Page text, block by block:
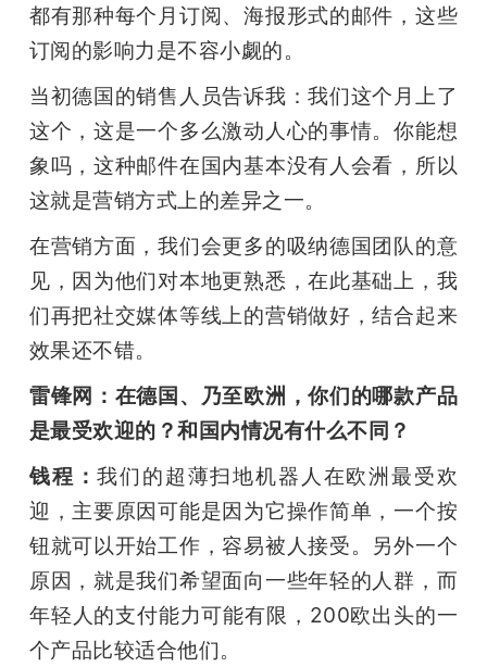
都有那种每个月订阅、海报形式的邮件，这些
订阅的影响力是不容小觑的。
当初德国的销售人员告诉我：我们这个月上了
这个，这是一个多么激动人心的事情。你能想
象吗，这种邮件在国内基本没有人会看，所以
这就是营销方式上的差异之一。
在营销方面，我们会更多的吸纳德国团队的意
见，因为他们对本地更熟悉，在此基础上，我
们再把社交媒体等线上的营销做好，结合起来
效果还不错。
雷锋网：在德国、乃至欧洲，你们的哪款产品
是最受欢迎的？和国内情况有什么不同？
钱程：我们的超薄扫地机器人在欧洲最受欢
迎，主要原因可能是因为它操作简单，一个按
钮就可以开始工作，容易被人接受。另外一个
原因，就是我们希望面向一些年轻的人群，而
年轻人的支付能力可能有限，200欧出头的一
个产品比较适合他们。